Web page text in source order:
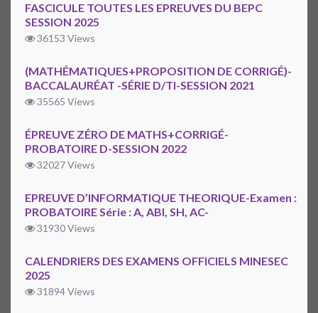
FASCICULE TOUTES LES EPREUVES DU BEPC
SESSION 2025
36153 Views
(MATHÉMATIQUES+PROPOSITION DE CORRIGÉ)-
BACCALAURÉAT -SÉRIE D/TI-SESSION 2021
35565 Views
ÉPREUVE ZÉRO DE MATHS+CORRIGÉ-
PROBATOIRE D-SESSION 2022
32027 Views
EPREUVE D’INFORMATIQUE THEORIQUE-Examen :
PROBATOIRE Série : A, ABI, SH, AC-
31930 Views
CALENDRIERS DES EXAMENS OFFICIELS MINESEC
2025
31894 Views